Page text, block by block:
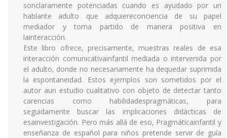
sonclaramente potenciadas cuando es ayudado por un
hablante adulto que adquiereconciencia de su papel
mediador y toma partido de manera positiva en
lainteracción.
Este libro ofrece, precisamente, muestras reales de esa
interacción comunicativainfantil mediada o intervenida por
el adulto, donde no necesariamente ha dequedar suprimida
la espontaneidad. Estos ejemplos son sometidos por el
autor aun estudio cualitativo con objeto de detectar tanto
carencias como habilidadespragmáticas, para
seguidamente buscar las implicaciones didácticas de
esainvestigación. Pero más allá de eso, Pragmáticainfantil y
enseñanza de español para niños pretende servir de guía